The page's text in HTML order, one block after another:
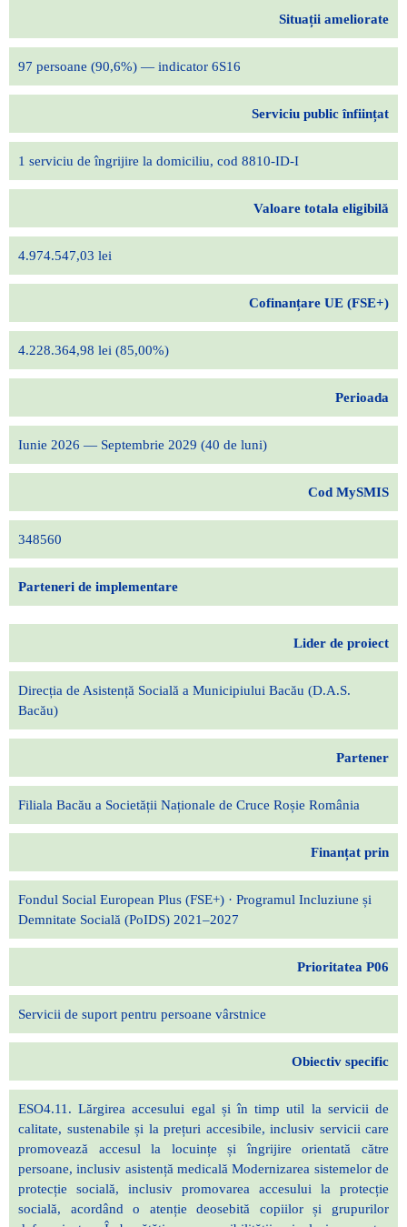
Situații ameliorate
97 persoane (90,6%) — indicator 6S16
Serviciu public înființat
1 serviciu de îngrijire la domiciliu, cod 8810-ID-I
Valoare totala eligibilă
4.974.547,03 lei
Cofinanțare UE (FSE+)
4.228.364,98 lei (85,00%)
Perioada
Iunie 2026 — Septembrie 2029 (40 de luni)
Cod MySMIS
348560
Parteneri de implementare
Lider de proiect
Direcția de Asistență Socială a Municipiului Bacău (D.A.S.
Bacău)
Partener
Filiala Bacău a Societății Naționale de Cruce Roșie România
Finanțat prin
Fondul Social European Plus (FSE+) · Programul Incluziune și
Demnitate Socială (PoIDS) 2021–2027
Prioritatea P06
Servicii de suport pentru persoane vârstnice
Obiectiv specific
ESO4.11. Lărgirea accesului egal și în timp util la servicii de
calitate, sustenabile și la prețuri accesibile, inclusiv servicii care
promovează accesul la locuințe și îngrijire orientată către
persoane, inclusiv asistență medicală Modernizarea sistemelor de
protecție socială, inclusiv promovarea accesului la protecție
socială, acordând o atenție deosebită copiilor și grupurilor